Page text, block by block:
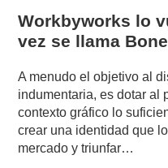
Workbyworks lo
vez se llama
A menudo el objetivo al
indumentaria, es dotar al
contexto gráfico lo
crear una identidad que
mercado y triunfar…